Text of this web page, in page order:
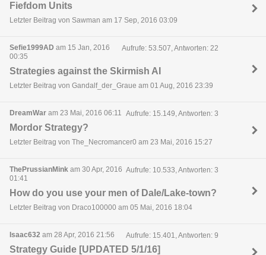
Fiefdom Units
Letzter Beitrag von Sawman am 17 Sep, 2016 03:09
Sefie1999AD am 15 Jan, 2016
00:35
Aufrufe: 53.507, Antworten: 22
Strategies against the Skirmish AI
Letzter Beitrag von Gandalf_der_Graue am 01 Aug, 2016 23:39
DreamWar am 23 Mai, 2016 06:11 Aufrufe: 15.149, Antworten: 3
Mordor Strategy?
Letzter Beitrag von The_Necromancer0 am 23 Mai, 2016 15:27
ThePrussianMink am 30 Apr, 2016
01:41
Aufrufe: 10.533, Antworten: 3
How do you use your men of Dale/Lake-town?
Letzter Beitrag von Draco100000 am 05 Mai, 2016 18:04
Isaac632 am 28 Apr, 2016 21:56 Aufrufe: 15.401, Antworten: 9
Strategy Guide [UPDATED 5/1/16]